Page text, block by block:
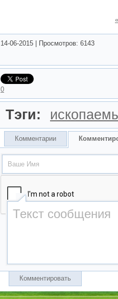
14-06-2015 Просмотров: 6143
0
Тэги:
Комментарии
Комментировать